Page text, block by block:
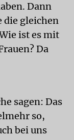
Dann
die gleichen
ist es mit
Da
sagen: Das
so,
bei uns